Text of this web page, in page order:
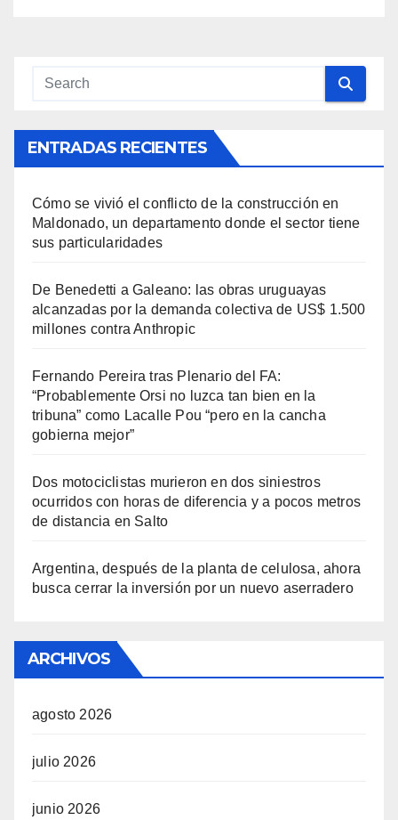
ENTRADAS RECIENTES
Cómo se vivió el conflicto de la construcción en
Maldonado, un departamento donde el sector tiene
sus particularidades
De Benedetti a Galeano: las obras uruguayas
alcanzadas por la demanda colectiva de US$ 1.500
millones contra Anthropic
Fernando Pereira tras Plenario del FA:
“Probablemente Orsi no luzca tan bien en la
tribuna” como Lacalle Pou “pero en la cancha
gobierna mejor”
Dos motociclistas murieron en dos siniestros
ocurridos con horas de diferencia y a pocos metros
de distancia en Salto
Argentina, después de la planta de celulosa, ahora
busca cerrar la inversión por un nuevo aserradero
ARCHIVOS
agosto 2026
julio 2026
junio 2026